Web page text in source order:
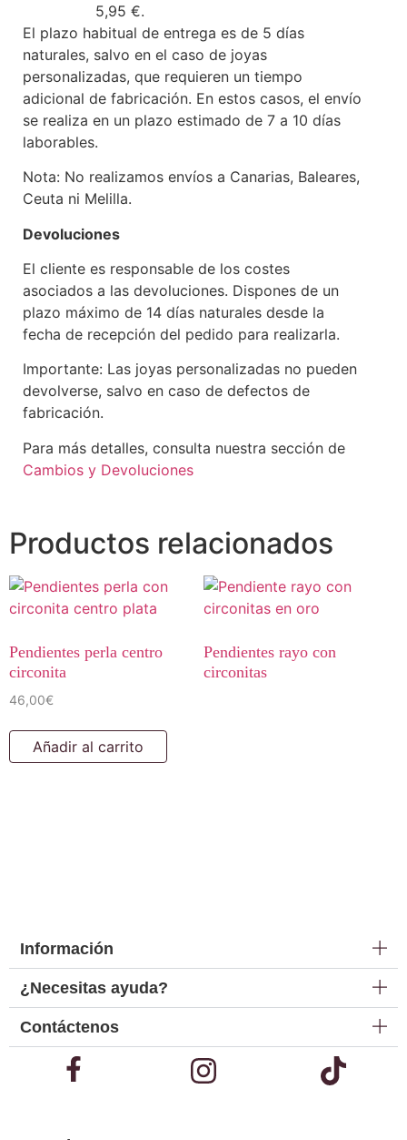
5,95 €.
El plazo habitual de entrega es de 5 días
naturales, salvo en el caso de joyas
personalizadas, que requieren un tiempo
adicional de fabricación. En estos casos, el envío
se realiza en un plazo estimado de 7 a 10 días
laborables.
Nota: No realizamos envíos a Canarias, Baleares,
Ceuta ni Melilla.
Devoluciones
El cliente es responsable de los costes
asociados a las devoluciones. Dispones de un
plazo máximo de 14 días naturales desde la
fecha de recepción del pedido para realizarla.
Importante: Las joyas personalizadas no pueden
devolverse, salvo en caso de defectos de
fabricación.
Para más detalles, consulta nuestra sección de
Cambios y Devoluciones
Productos relacionados
Pendientes perla centro
circonita
46,00€
Añadir al carrito
Pendientes rayo con
circonitas
Información
¿Necesitas ayuda?
Contáctenos